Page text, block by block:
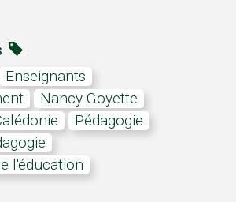
Enseignants
Nancy Goyette
pédagogie
l'éducation